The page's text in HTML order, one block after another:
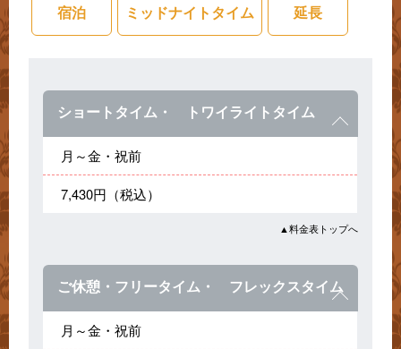
宿泊 ミッドナイトタイム 延長
ショートタイム・ トワイライトタイム
月～金・祝前
7,430円（税込）
▲料金表トップへ
ご休憩・フリータイム・ フレックスタイム
月～金・祝前